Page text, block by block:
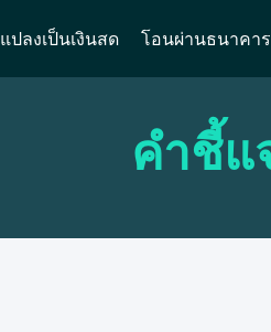
แปลงเป็นเงินสด โอนผ่านธนาคาร
คำชี้แ